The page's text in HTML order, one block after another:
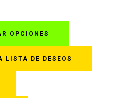
OPCIONES
múltiples
variantes.
LISTA DE DESEOS